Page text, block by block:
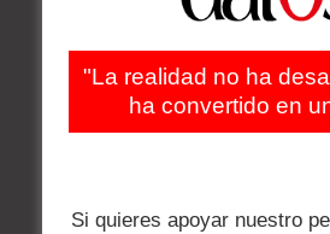
"La realidad no ha
ha convertido en
Si quieres apoyar nuestro